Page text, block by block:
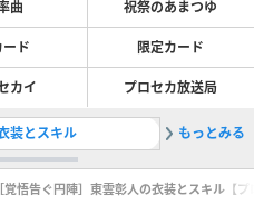
曲 祝祭のあまつゆ
ド 限定カード
カイ プロセカ放送局
装とスキル 2楽曲一覧
もっとみる
［覚悟告ぐ円陣］東雲彰人の衣装とスキル【